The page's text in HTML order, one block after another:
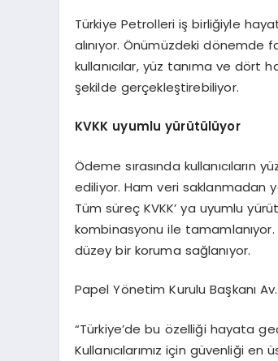
Türkiye Petrolleri iş birliğiyle
alınıyor. Önümüzdeki dönemde
kullanıcılar, yüz tanıma ve dört
şekilde gerçekleştirebiliyor.
KVKK uyumlu yürütülüyor
Ödeme sırasında kullanıcıların
ediliyor. Ham veri saklanmadan
Tüm süreç KVKK’ ya uyumlu
kombinasyonu ile
düzey bir koruma sağlanıyor.
Papel Yönetim Kurulu Başkanı
“Türkiye’de bu özelliği hayata
Kullanıcılarımız için güvenliği